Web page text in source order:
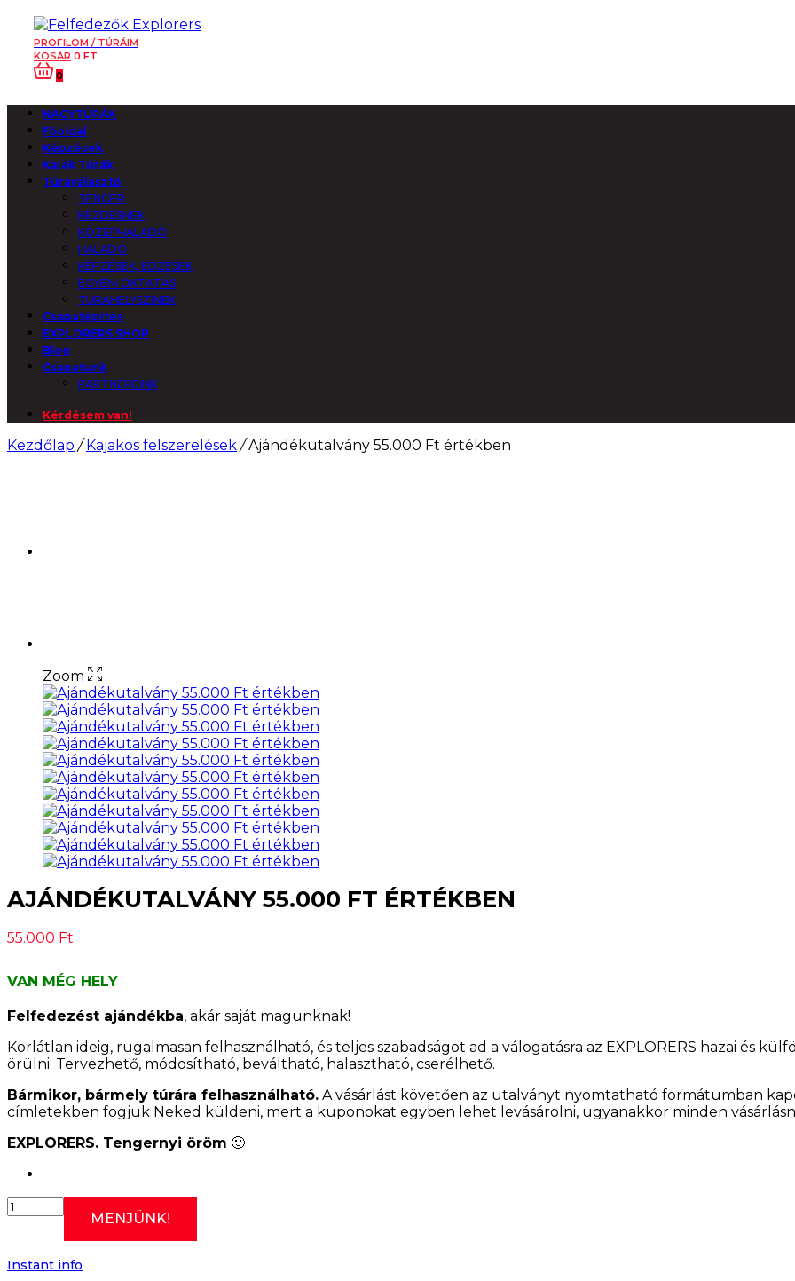
PROFILOM / TÚRÁIM
KOSÁR 0 FT
0
NAGYTÚRÁK
Főoldal
Képzések
Kajak Túrák
Túraválasztó
TENGER
KEZDÉSNEK
KÖZÉPHALADÓ
HALADÓ
KÉPZÉSEK, EDZÉSEK
EGYÉNI OKTATÁS
TÚRAHELYSZÍNEK
Csapatépítés
EXPLORERS SHOP
Blog
Csapatunk
PARTNEREINK
Kérdésem van!
Kezdőlap / Kajakos felszerelések /Ajándékutalvány 55.000 Ft értékben
Zoom
AJÁNDÉKUTALVÁNY 55.000 FT ÉRTÉKBEN
55.000 Ft
VAN MÉG HELY
Felfedezést ajándékba, akár saját magunknak!
Korlátlan ideig, rugalmasan felhasználható, és teljes szabadságot ad a válogatásra az EXPLORERS hazai és
örülni. Tervezhető, módosítható, beváltható, halasztható, cserélhető.
Bármikor, bármely túrára felhasználható. A vásárlást követően az utalványt nyomtatható formátumban
címletekben fogjuk Neked küldeni, mert a kuponokat egyben lehet levásárolni, ugyanakkor minden
EXPLORERS. Tengernyi öröm 🙂
Ajándékutalvány
55.000
mennyiség
MENJÜNK!
Instant info